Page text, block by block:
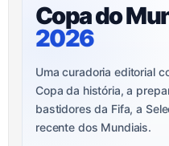
Copa do
2026
Uma curadoria editorial
Copa da história, a
bastidores da Fifa, a
recente dos Mundiais.